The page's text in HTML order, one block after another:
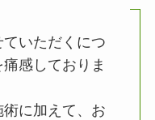
いただくにつ
感しておりま
に加えて、お